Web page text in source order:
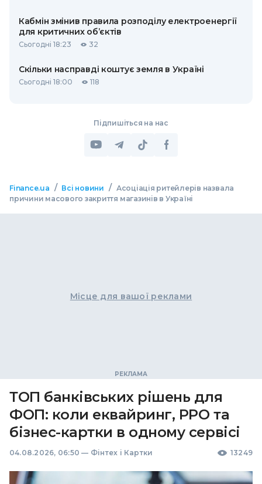
Кабмін змінив правила розподілу електроенергії
для критичних об’єктів
Сьогодні 18:23 32
Скільки насправді коштує земля в Україні
Сьогодні 18:00 118
Підпишіться на нас
Finance.ua / Всі новини / Асоціація ритейлерів назвала
причини масового закриття магазинів в Україні
Місце для вашої реклами
ТОП банківських рішень для
ФОП: коли еквайринг, РРО та
бізнес-картки в одному сервісі
04.08.2026, 06:50 — Фінтех і Картки 13249